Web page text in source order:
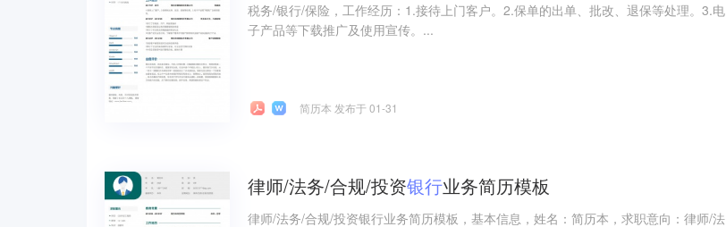
税务/银行/保险，工作经历：1.接待上门客户。2.保单的出单、批改、退保等处理。3.电
子产品等下载推广及使用宣传。...
简历本 发布于 01-31
律师/法务/合规/投资银行业务简历模板
律师/法务/合规/投资银行业务简历模板，基本信息，姓名：简历本，求职意向：律师/法